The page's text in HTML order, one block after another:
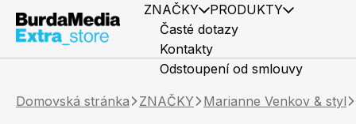
ZNAČKY PRODUKTY
Časté dotazy
Kontakty
Odstoupení od smlouvy
Domovská stránka ZNAČKY Marianne Venkov & styl